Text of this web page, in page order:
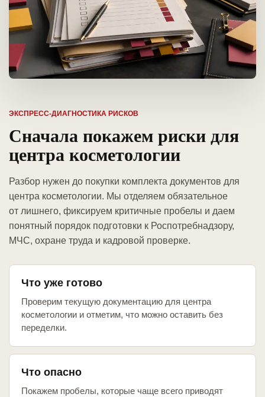
ЭКСПРЕСС-ДИАГНОСТИКА РИСКОВ
Сначала покажем риски для
центра косметологии
Разбор нужен до покупки комплекта документов для
центра косметологии. Мы отделяем обязательное
от лишнего, фиксируем критичные пробелы и даем
понятный порядок подготовки к Роспотребнадзору,
МЧС, охране труда и кадровой проверке.
Что уже готово
Проверим текущую документацию для центра
косметологии и отметим, что можно оставить без
переделки.
Что опасно
Покажем пробелы, которые чаще всего приводят